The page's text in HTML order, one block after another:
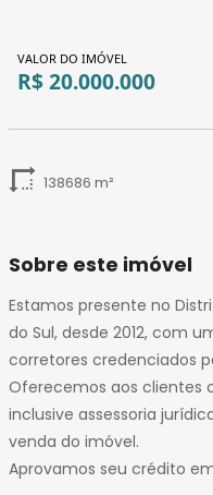
VALOR DO IMÓVEL
R$ 20.000.000
138686 m²
Sobre este imóvel
Estamos presente no
do Sul, desde 2012, com
corretores credenciados
Oferecemos aos clientes
inclusive assessoria
venda do imóvel.
Aprovamos seu crédito